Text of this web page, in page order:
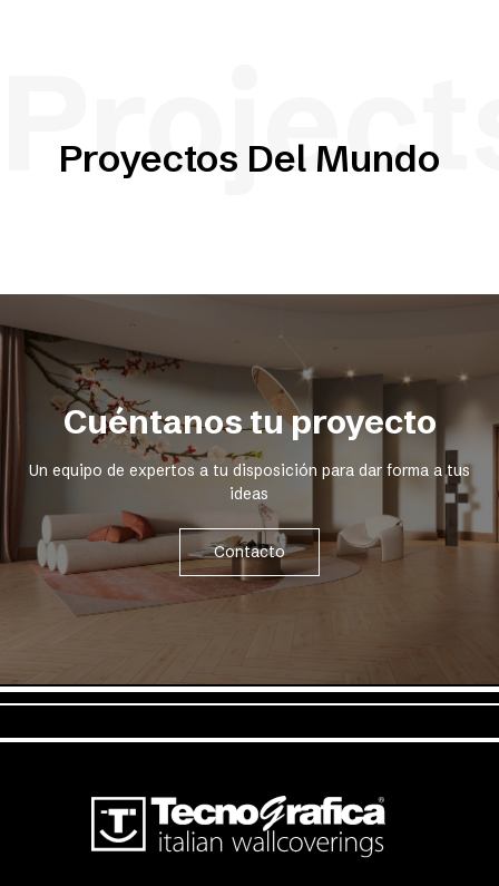
Proyectos Del Mundo
Cuéntanos tu proyecto
Un equipo de expertos a tu disposición para dar forma a tus
ideas
Contacto